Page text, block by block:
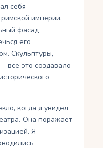
себя
империи.
фасад
его
Скульптуры,
все это создавало
когда я увидел
Она поражает
Я